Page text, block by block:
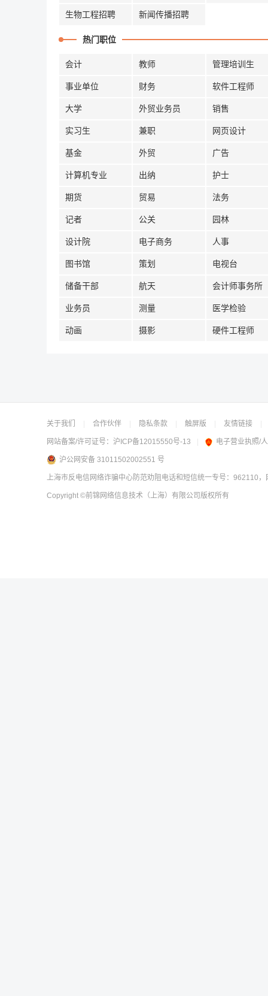
生物工程招聘 新闻传播招聘
热门职位
会计 教师 管理培训生
事业单位 财务 软件工程师
大学 外贸业务员 销售
实习生 兼职 网页设计
基金 外贸 广告
计算机专业 出纳 护士
期货 贸易 法务
记者 公关 园林
设计院 电子商务 人事
图书馆 策划 电视台
储备干部 航天 会计师事务所
业务员 测量 医学检验
动画 摄影 硬件工程师
关于我们 合作伙伴 隐私条款 触屏版 友情链接
网站备案/许可证号： 沪ICP备12015550号-13 电子营业执照/
沪公网安备 31011502002551 号
上海市反电信网络诈骗中心防范劝阻电话和短信统一专号：962110
Copyright ©前锦网络信息技术（上海）有限公司 版权所有